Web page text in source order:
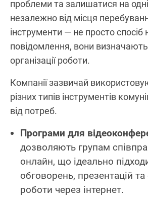
проблеми та залишатися на
незалежно від місця
інструменти — не просто спосіб
повідомлення, вони
організації роботи.
Компанії зазвичай
різних типів інструментів
від потреб.
Програми для
дозволяють групам
онлайн, що ідеально
обговорень, презентацій та
роботи через інтернет.